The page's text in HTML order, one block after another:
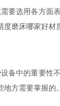
选用各方面
磨床哪家好材
备中的重要
方需要掌握的。